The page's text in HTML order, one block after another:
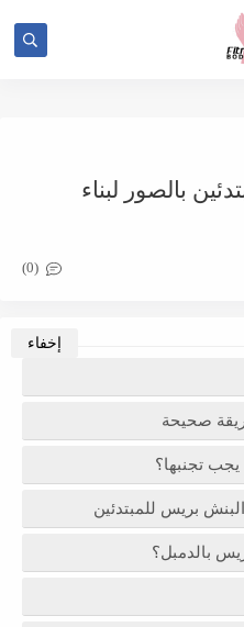
بالصور لبناء
(0)
صحيحة
تجنبها؟
بريس للمبتدئين
بالدمبل؟